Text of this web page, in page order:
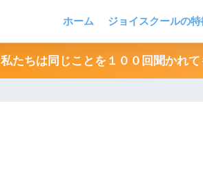
ホーム ジョイスクールの特
私たちは同じことを１００回聞かれて